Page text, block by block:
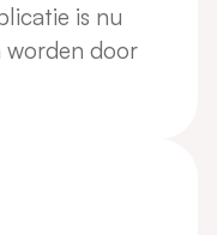
is nu
worden door